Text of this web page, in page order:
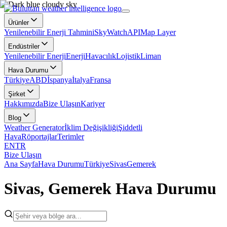
Ürünler
Yenilenebilir Enerji TahminiSkyWatchAPIMap Layer
Endüstriler
Yenilenebilir EnerjiEnerjiHavacılıkLojistikLiman
Hava Durumu
TürkiyeABDİspanyaİtalyaFransa
Şirket
HakkımızdaBize UlaşınKariyer
Blog
Weather Generatorİklim DeğişikliğiŞiddetli
HavaRöportajlarTerimler
ENTR
Bize Ulaşın
Ana SayfaHava DurumuTürkiyeSivasGemerek
Sivas, Gemerek Hava Durumu